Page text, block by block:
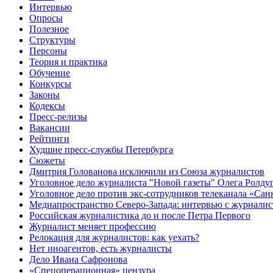
Интервью
Опросы
Полезное
Структуры
Персоны
Теория и практика
Обучение
Конкурсы
Законы
Кодексы
Пресс-релизы
Вакансии
Рейтинги
Худшие пресс-службы Петербурга
Сюжеты
Дмитрия Голованова исключили из Союза журналистов
Уголовное дело журналиста "Новой газеты" Олега
Уголовное дело против экс-сотрудников телеканала
Медиапространство Северо-Запада: интервью с
Российская журналистика до и после Петра Первого
Журналист меняет профессию
Релокация для журналистов: как уехать?
Нет иноагентов, есть журналисты
Дело Ивана Сафронова
«Спецоперационная» цензура